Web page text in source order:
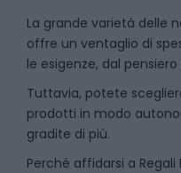
La grande varietà delle
offre un ventaglio di
le esigenze, dal
Tuttavia, potete
prodotti in modo
gradite di più.
Perché affidarsi a Regali